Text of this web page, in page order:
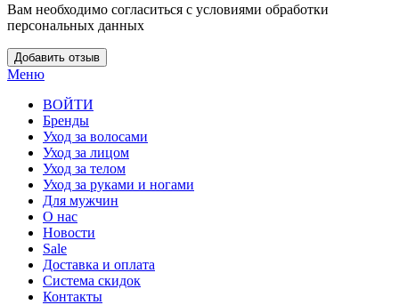
Вам необходимо согласиться с условиями обработки
персональных данных
Добавить отзыв
Меню
ВОЙТИ
Бренды
Уход за волосами
Уход за лицом
Уход за телом
Уход за руками и ногами
Для мужчин
О нас
Новости
Sale
Доставка и оплата
Система скидок
Контакты